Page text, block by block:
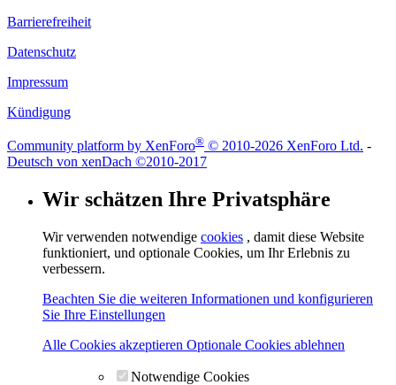
Barrierefreiheit
Datenschutz
Impressum
Kündigung
Community platform by XenForo® © 2010-2026 XenForo Ltd. -
Deutsch von xenDach ©2010-2017
Wir schätzen Ihre Privatsphäre
Wir verwenden notwendige cookies , damit diese Website
funktioniert, und optionale Cookies, um Ihr Erlebnis zu
verbessern.
Beachten Sie die weiteren Informationen und konfigurieren
Sie Ihre Einstellungen
Alle Cookies akzeptieren Optionale Cookies ablehnen
Notwendige Cookies